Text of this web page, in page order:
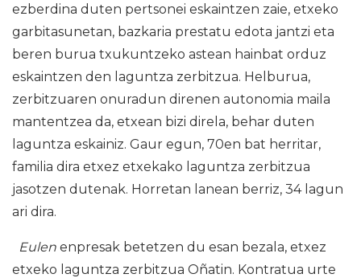
ezberdina duten pertsonei eskaintzen zaie, etxeko
garbitasunetan, bazkaria prestatu edota jantzi eta
beren burua txukuntzeko astean hainbat orduz
eskaintzen den laguntza zerbitzua. Helburua,
zerbitzuaren onuradun direnen autonomia maila
mantentzea da, etxean bizi direla, behar duten
laguntza eskainiz. Gaur egun, 70en bat herritar,
familia dira etxez etxekako laguntza zerbitzua
jasotzen dutenak. Horretan lanean berriz, 34 lagun
ari dira.
Eulen enpresak betetzen du esan bezala, etxez
etxeko laguntza zerbitzua Oñatin. Kontratua urte